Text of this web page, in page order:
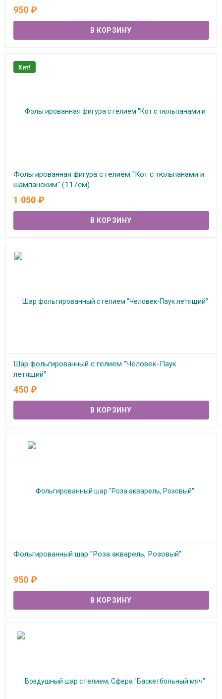
В наличии
950 ₽
Хит!
Фольгированная фигура с гелием "Кот с тюльпанами и
шампанским" (117см)
В наличии
1 050 ₽
Шар фольгированный с гелием "Человек-Паук
летящий"
В наличии
450 ₽
Фольгированный шар "Роза акварель, Розовый"
950 ₽